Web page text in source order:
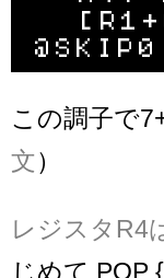
この調子で
文）
レジスタR4
じめて POP